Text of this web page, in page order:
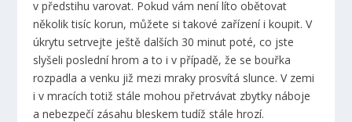
v předstihu varovat. Pokud vám není líto obětovat
několik tisíc korun, můžete si takové zařízení i koupit. V
úkrytu setrvejte ještě dalších 30 minut poté, co jste
slyšeli poslední hrom a to i v případě, že se bouřka
rozpadla a venku již mezi mraky prosvítá slunce. V zemi
i v mracích totiž stále mohou přetrvávat zbytky náboje
a nebezpečí zásahu bleskem tudíž stále hrozí.